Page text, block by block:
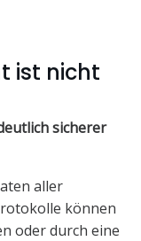
ist nicht
sicherer
aller
können
oder durch eine